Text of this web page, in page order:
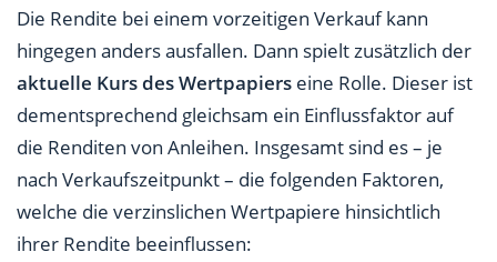
Die Rendite bei einem vorzeitigen Verkauf kann
hingegen anders ausfallen. Dann spielt zusätzlich der
aktuelle Kurs des Wertpapiers eine Rolle. Dieser ist
dementsprechend gleichsam ein Einflussfaktor auf
die Renditen von Anleihen. Insgesamt sind es – je
nach Verkaufszeitpunkt – die folgenden Faktoren,
welche die verzinslichen Wertpapiere hinsichtlich
ihrer Rendite beeinflussen: